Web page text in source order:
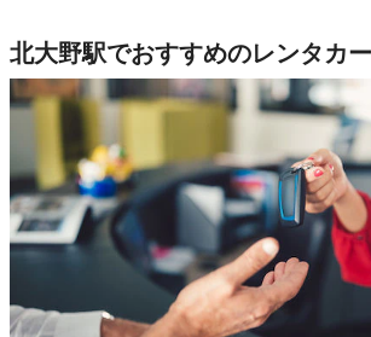
北大野駅でおすすめのレンタカ